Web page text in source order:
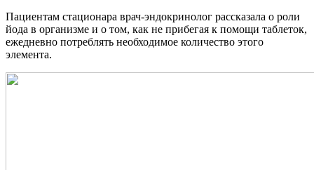
Пациентам стационара врач-эндокринолог рассказала о роли
йода в организме и о том, как не прибегая к помощи таблеток,
ежедневно потреблять необходимое количество этого
элемента.